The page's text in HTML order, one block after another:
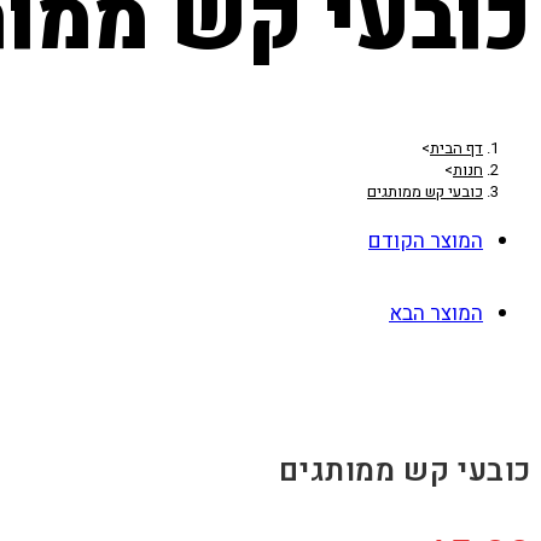
דף הבית>
חנות>
כובעי קש ממותגים
המוצר הקודם
המוצר הבא
כובעי קש ממותגים